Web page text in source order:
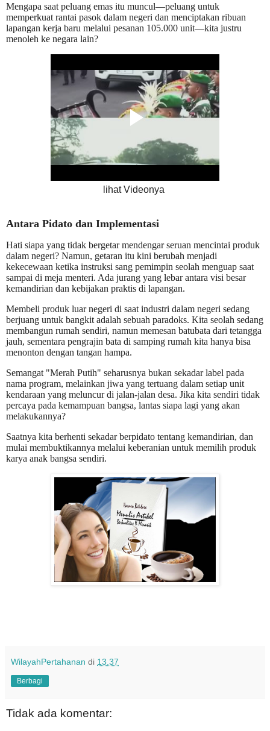
Mengapa saat peluang emas itu muncul—peluang untuk
memperkuat rantai pasok dalam negeri dan menciptakan ribuan
lapangan kerja baru melalui pesanan 105.000 unit—kita justru
menoleh ke negara lain?
lihat Videonya
Antara Pidato dan Implementasi
Hati siapa yang tidak bergetar mendengar seruan mencintai produk
dalam negeri? Namun, getaran itu kini berubah menjadi
kekecewaan ketika instruksi sang pemimpin seolah menguap saat
sampai di meja menteri. Ada jurang yang lebar antara visi besar
kemandirian dan kebijakan praktis di lapangan.
Membeli produk luar negeri di saat industri dalam negeri sedang
berjuang untuk bangkit adalah sebuah paradoks. Kita seolah sedang
membangun rumah sendiri, namun memesan batubata dari tetangga
jauh, sementara pengrajin bata di samping rumah kita hanya bisa
menonton dengan tangan hampa.
Semangat "Merah Putih" seharusnya bukan sekadar label pada
nama program, melainkan jiwa yang tertuang dalam setiap unit
kendaraan yang meluncur di jalan-jalan desa. Jika kita sendiri tidak
percaya pada kemampuan bangsa, lantas siapa lagi yang akan
melakukannya?
Saatnya kita berhenti sekadar berpidato tentang kemandirian, dan
mulai membuktikannya melalui keberanian untuk memilih produk
karya anak bangsa sendiri.
WilayahPertahanan di 13.37
Berbagi
Tidak ada komentar: